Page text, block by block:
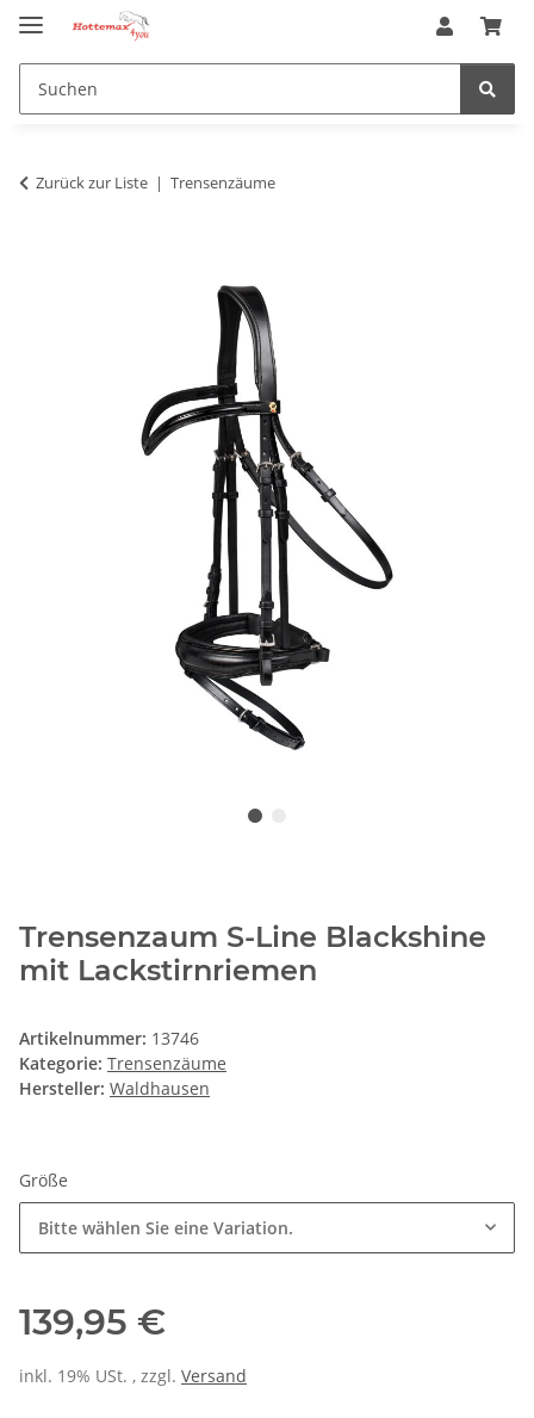
Zurück zur Liste Trensenzäume
Trensenzaum S-Line Blackshine
mit Lackstirnriemen
Artikelnummer: 13746
Kategorie: Trensenzäume
Hersteller: Waldhausen
Größe
Bitte wählen Sie eine Variation.
139,95 €
inkl. 19% USt. , zzgl. Versand